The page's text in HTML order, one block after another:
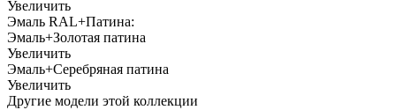
Увеличить
Эмаль RAL+Патина:
Эмаль+Золотая патина
Увеличить
Эмаль+Серебряная патина
Увеличить
Другие модели этой коллекции